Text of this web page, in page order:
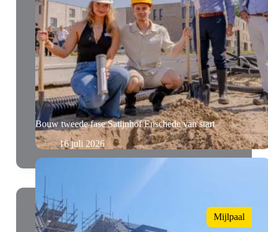
Bouw tweede fase Satijnhof Enschede van start
16 juli 2026
Mijlpaal